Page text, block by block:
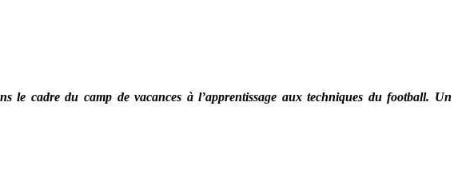
le cadre du camp de vacances à l’apprentissage aux techniques du football. Un